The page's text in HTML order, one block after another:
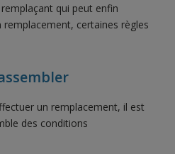
qui peut enfin
certaines règles
un remplacement, il est
des conditions